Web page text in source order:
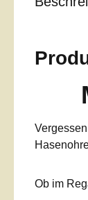
Ob im